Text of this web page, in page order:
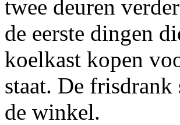
twee deuren
de eerste dingen
koelkast kopen
staat. De frisdrank
de winkel.